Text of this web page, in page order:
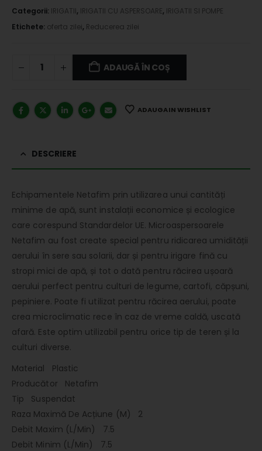
Categorii: IRIGATII, IRIGATII CU ASPERSOARE, IRIGATII SI POMPE
Etichete: oferta zilei, Reducerea zilei
ADAUGĂ ÎN COȘ
ADAUGA IN WISHLIST
DESCRIERE
Echipamentele Netafim prin utilizarea unui cantități
minime de apă, sunt instalații economice și ecologice
care corespund Standardelor UE. Microaspersoarele
Netafim au fost create special pentru ridicarea umidității
aerului în sere sau solarii, dar și pentru irigare fină cu
stropi mici de apă, și tot o dată pentru răcirea ușoară
aerului perfect pentru culturi de legume, cartofi, căpșuni,
pepiniere. Poate fi utilizat pentru răcirea aerului, poate
crea microclimatic rece în caz de vreme caldă, uscată
afară. Este optim utilizabil pentru orice tip de teren și la
culturi diverse.
Material Plastic
Producător Netafim
Tip Suspendat
Raza Maximă De Acțiune (M) 2
Debit Maxim (L/Min) 7.5
Debit Minim (L/Min) 7.5